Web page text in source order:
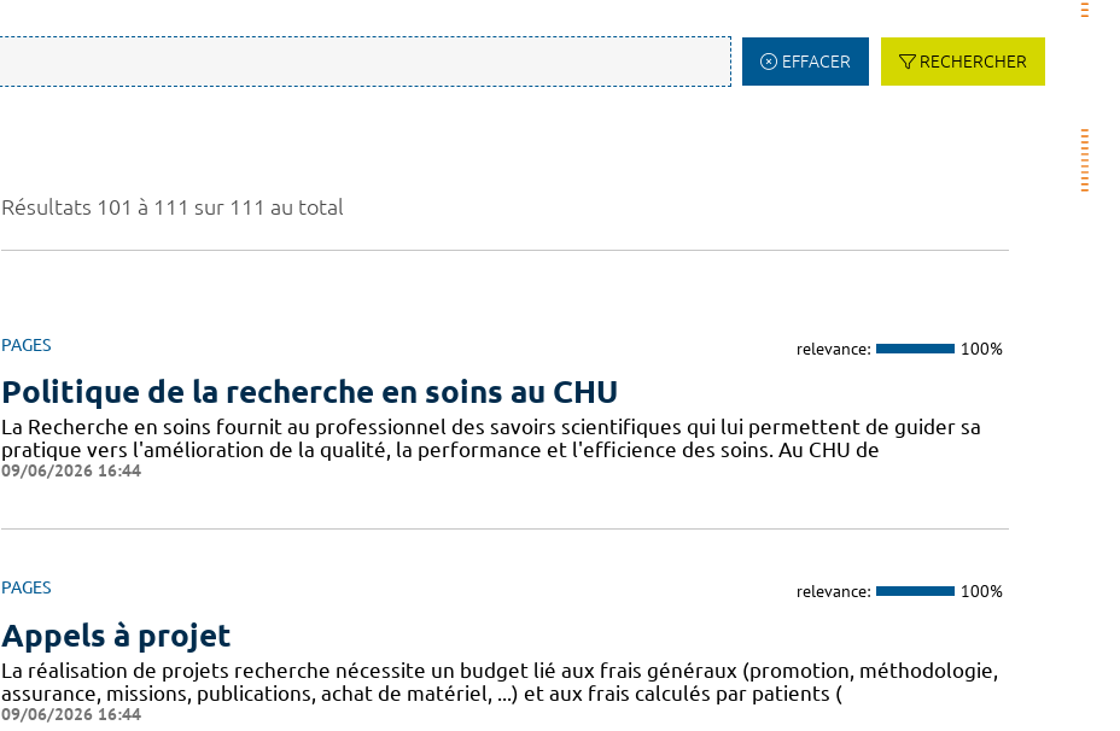
EFFACER RECHERCHER
Résultats 101 à 111 sur 111 au total
PAGES relevance: 100%
Politique de la recherche en soins au CHU
La Recherche en soins fournit au professionnel des savoirs scientifiques qui lui permettent de guider sa
pratique vers l'amélioration de la qualité, la performance et l'efficience des soins. Au CHU de
09/06/2026 16:44
PAGES relevance: 100%
Appels à projet
La réalisation de projets recherche nécessite un budget lié aux frais généraux (promotion, méthodologie,
assurance, missions, publications, achat de matériel, ...) et aux frais calculés par patients (
09/06/2026 16:44